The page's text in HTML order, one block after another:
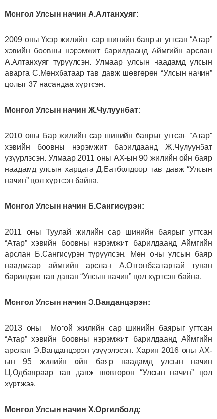
Монгол Улсын начин А.Алтанхуяг:
2009 оны Үхэр жилийн сар шинийн баярыг угтсан “Атар”
хэвийн боовны нэрэмжит барилдаанд Аймгийн арслан
А.Алтанхуяг түрүүлсэн. Улмаар улсын наадамд улсын
аварга С.Мөнхбатаар тав давж шөвгөрөн “Улсын начин”
цолыг 37 насандаа хүртсэн.
Монгол Улсын начин Ж.Чулуунбат:
2010 оны Бар жилийн сар шинийн баярыг угтсан “Атар”
хэвийн боовны нэрэмжит барилдаанд Ж.Чулуунбат
үзүүрлэсэн. Улмаар 2011 оны АХ-ын 90 жилийн ойн баяр
наадамд улсын харцага Д.Батболдоор тав давж “Улсын
начин” цол хүртсэн байна.
Монгол Улсын начин Б.Сангисүрэн:
2011 оны Туулай жилийн сар шинийн баярыг угтсан
“Атар” хэвийн боовны нэрэмжит барилдаанд Аймгийн
арслан Б.Сангисүрэн түрүүлсэн. Мөн оны улсын баяр
наадмаар аймгийн арслан А.Отгонбаатартай тунан
барилдаж тав даван “Улсын начин” цол хүртсэн байна.
Монгол Улсын начин Э.Ванданцэрэн:
2013 оны Могой жилийн сар шинийн баярыг угтсан
“Атар” хэвийн боовны нэрэмжит барилдаанд Аймгийн
арслан Э.Ванданцэрэн үзүүрлэсэн. Харин 2016 оны АХ-
ын 95 жилийн ойн баяр наадамд улсын начин
Ц.Одбаяраар тав давж шөвгөрөн “Улсын начин” цол
хүртжээ.
Монгол Улсын начин Х.Оргилболд: